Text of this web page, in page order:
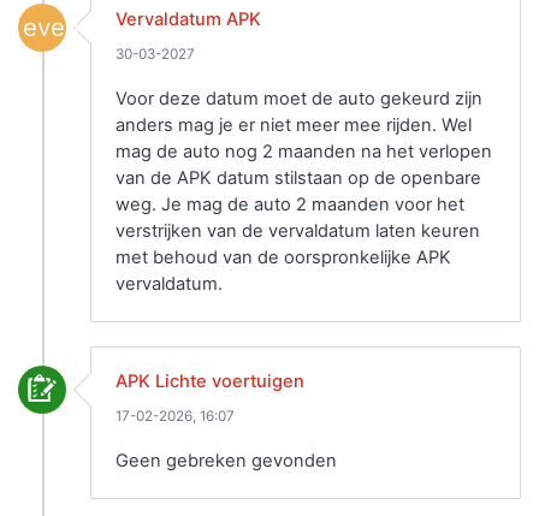
event Vervaldatum APK
30-03-2027
Voor deze datum moet de auto gekeurd zijn
anders mag je er niet meer mee rijden. Wel
mag de auto nog 2 maanden na het verlopen
van de APK datum stilstaan op de openbare
weg. Je mag de auto 2 maanden voor het
verstrijken van de vervaldatum laten keuren
met behoud van de oorspronkelijke APK
vervaldatum.
APK Lichte voertuigen
17-02-2026, 16:07
Geen gebreken gevonden